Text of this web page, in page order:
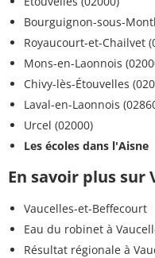
Bourguignon-sous-
Royaucourt-et-Chailvet
Mons-en-Laonnois
Chivy-lès-Étouvelles
Laval-en-Laonnois
Urcel (02000)
Les écoles dans l'Aisne
En savoir plus sur
Vaucelles-et-Beffecourt
Eau du robinet à
Résultat régionale à